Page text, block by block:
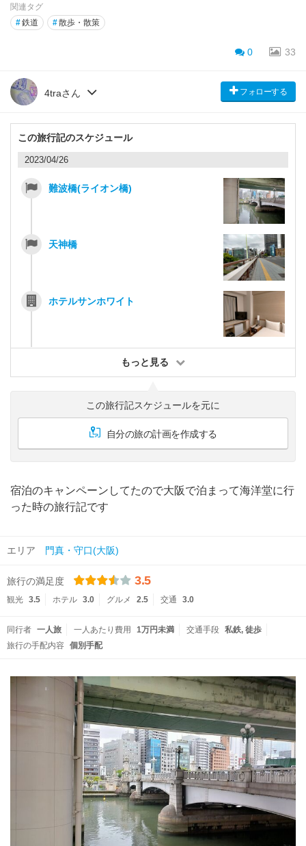
関連タグ
#鉄道 #散歩・散策
0 33
4traさん フォローする
この旅行記のスケジュール
2023/04/26
難波橋(ライオン橋)
天神橋
ホテルサンホワイト
もっと見る
この旅行記スケジュールを元に
自分の旅の計画を作成する
宿泊のキャンペーンしてたので大阪で泊まって海洋堂に行
った時の旅行記です
エリア 門真・守口(大阪)
旅行の満足度 3.5
観光 3.5 ホテル 3.0 グルメ 2.5 交通 3.0
同行者 一人旅 一人あたり費用 1万円未満 交通手段 私鉄 徒歩
旅行の手配内容
個別手配